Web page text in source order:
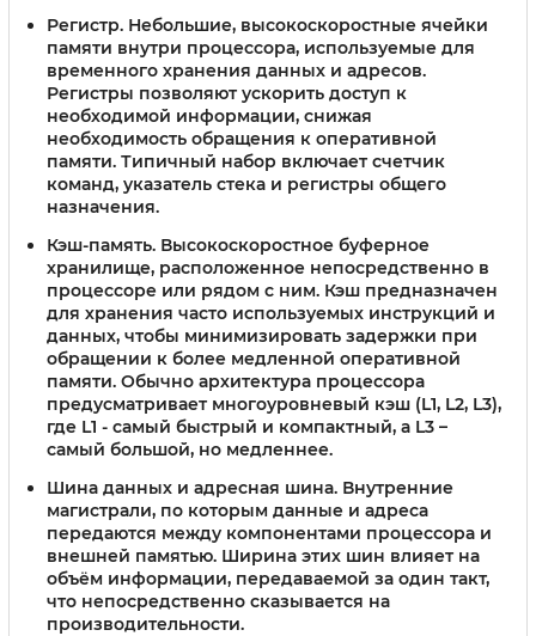
Регистр. Небольшие, высокоскоростные ячейки
памяти внутри процессора, используемые для
временного хранения данных и адресов.
Регистры позволяют ускорить доступ к
необходимой информации, снижая
необходимость обращения к оперативной
памяти. Типичный набор включает счетчик
команд, указатель стека и регистры общего
назначения.
Кэш-память. Высокоскоростное буферное
хранилище, расположенное непосредственно в
процессоре или рядом с ним. Кэш предназначен
для хранения часто используемых инструкций и
данных, чтобы минимизировать задержки при
обращении к более медленной оперативной
памяти. Обычно архитектура процессора
предусматривает многоуровневый кэш (L1, L2, L3),
где L1 - самый быстрый и компактный, а L3 –
самый большой, но медленнее.
Шина данных и адресная шина. Внутренние
магистрали, по которым данные и адреса
передаются между компонентами процессора и
внешней памятью. Ширина этих шин влияет на
объём информации, передаваемой за один такт,
что непосредственно сказывается на
производительности.